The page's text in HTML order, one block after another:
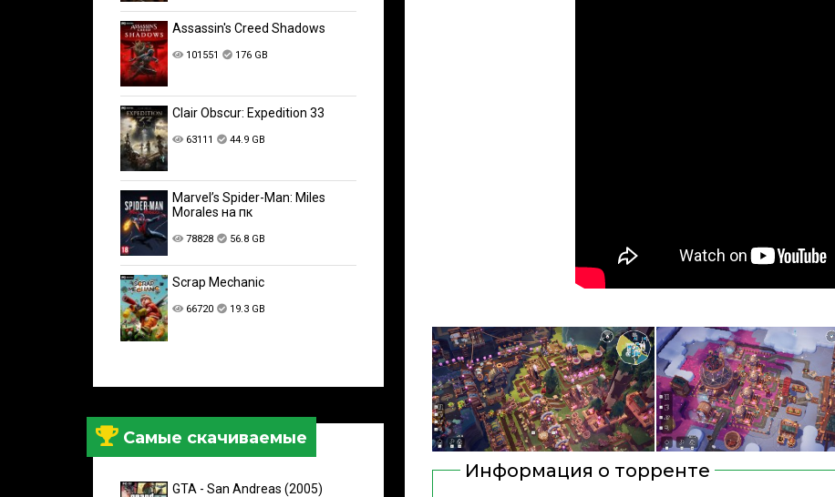
Assassin's Creed Shadows
101551 176 GB
Clair Obscur: Expedition 33
63111 44.9 GB
Marvel’s Spider-Man: Miles
Morales на пк
78828 56.8 GB
Scrap Mechanic
66720 19.3 GB
Самые скачиваемые
GTA - San Andreas (2005)
Информация о торренте